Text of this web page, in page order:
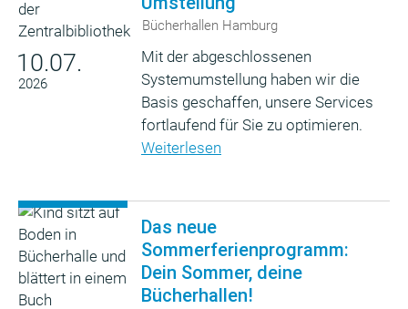
10.07.
2026
Bücherhallen Hamburg
Mit der abgeschlossenen
Systemumstellung haben wir die
Basis geschaffen, unsere Services
fortlaufend für Sie zu optimieren.
Weiterlesen
Das neue
Sommerferienprogramm:
Dein Sommer, deine
Bücherhallen!